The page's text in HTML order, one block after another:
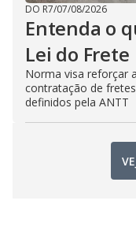
DO R7/07/08/2026
Entenda o
Lei do Frete
Norma visa reforçar
contratação de
definidos pela ANTT